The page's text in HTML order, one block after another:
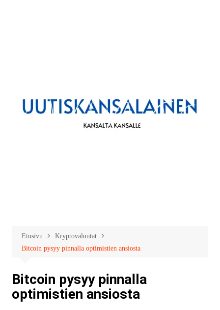
Etusivu
Kryptovaluutat
Bitcoin pysyy pinnalla optimistien ansiosta
Bitcoin pysyy pinnalla
optimistien ansiosta